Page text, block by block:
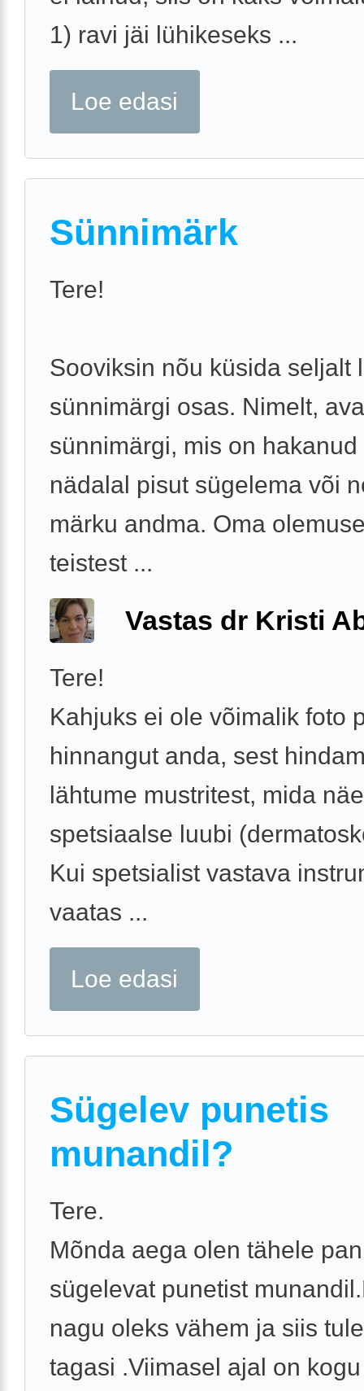
1) ravi jäi lühikeseks ...
Loe edasi
Sünnimärk
Tere!
Sooviksin nõu küsida seljalt
sünnimärgi osas. Nimelt,
sünnimärgi, mis on
nädalal pisut sügelema või
märku andma. Oma
teistest ...
Vastas dr Kristi
Tere!
Kahjuks ei ole võimalik foto
hinnangut anda, sest
lähtume mustritest, mida
spetsiaalse luubi
Kui spetsialist vastava
vaatas ...
Loe edasi
Sügelev punetis
munandil?
Tere.
Mõnda aega olen tähele
sügelevat punetist
nagu oleks vähem ja siis
tagasi .Viimasel ajal on kogu